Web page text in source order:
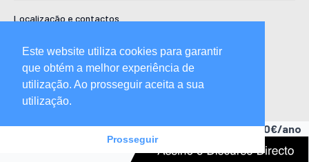
Localização e contactos
Ficha técnica
Manual de boas práticas editoriais e código de conduta
Descubra as vantagens de ser assinante.A partir de 15,90€/ano
Este website utiliza cookies para garantir
que obtém a melhor experiência de
utilização. Ao prosseguir aceita a sua
utilização.
Prosseguir